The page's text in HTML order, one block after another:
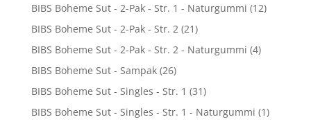
BIBS Boheme Sut - 2-Pak - Str. 1 - Naturgummi (12)
BIBS Boheme Sut - 2-Pak - Str. 2 (21)
BIBS Boheme Sut - 2-Pak - Str. 2 - Naturgummi (4)
BIBS Boheme Sut - Sampak (26)
BIBS Boheme Sut - Singles - Str. 1 (31)
BIBS Boheme Sut - Singles - Str. 1 - Naturgummi (1)